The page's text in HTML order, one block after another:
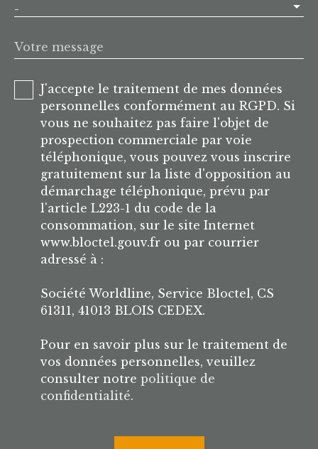
-
Votre message
J'accepte le traitement de mes données
personnelles conformément au RGPD. Si
vous ne souhaitez pas faire l'objet de
prospection commerciale par voie
téléphonique, vous pouvez vous inscrire
gratuitement sur la liste d'opposition au
démarchage téléphonique, prévu par
l'article L223-1 du code de la
consommation, sur le site Internet
www.bloctel.gouv.fr ou par courrier
adressé à :
Société Worldline, Service Bloctel, CS
61311, 41013 BLOIS CEDEX.
Pour en savoir plus sur le traitement de
vos données personnelles, veuillez
consulter notre politique de
confidentialité.